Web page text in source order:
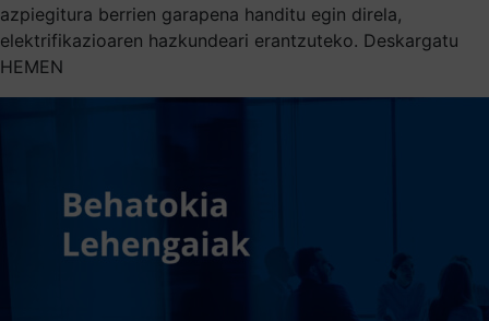
azpiegitura berrien garapena handitu egin direla,
elektrifikazioaren hazkundeari erantzuteko. Deskargatu
HEMEN